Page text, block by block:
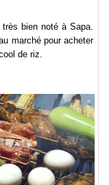
bien noté à Sapa.
marché pour acheter
de riz.